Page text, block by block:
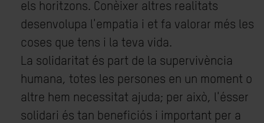
els horitzons. Conèixer altres realitats
desenvolupa l'empatia i et fa valorar més les
coses que tens i la teva vida.
La solidaritat és part de la supervivència
humana, totes les persones en un moment o
altre hem necessitat ajuda; per això, l'ésser
solidari és tan beneficiós i important per a